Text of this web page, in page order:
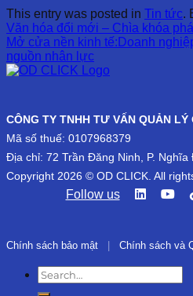
This entry was posted in Tin tức.
Văn hóa đổi mới – Chìa khóa
Mở cửa nền kinh tế:Doanh
nguồn nhân lực
CÔNG TY TNHH TƯ VẤN QUẢN LÝ
Mã số thuế: 0107968379
Địa chỉ: 72 Trần Đăng Ninh, P. Nghĩa
Copyright 2026 © OD CLICK. All
Follow us
Chính sách bảo mật Chính sách và